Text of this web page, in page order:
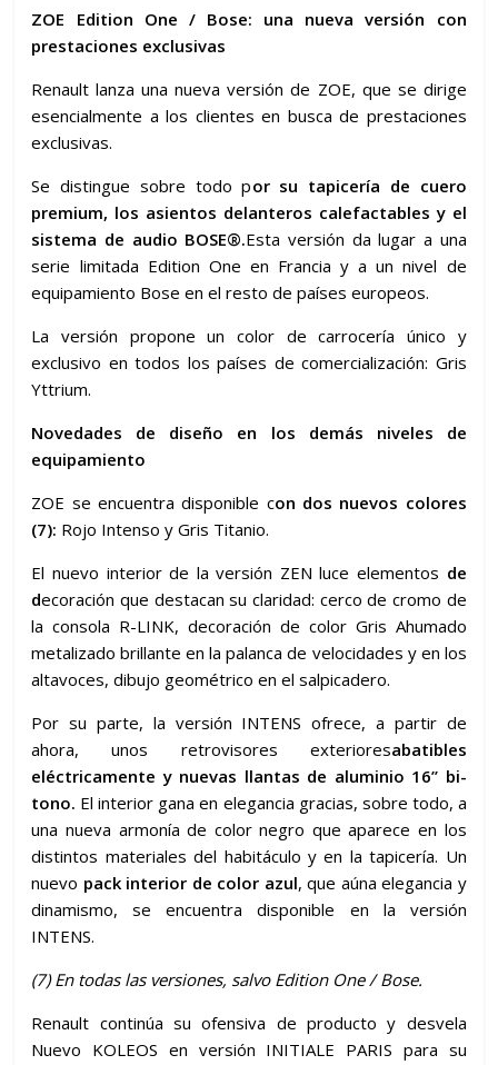
ZOE Edition One / Bose: una nueva versión con
prestaciones exclusivas
Renault lanza una nueva versión de ZOE, que se dirige
esencialmente a los clientes en busca de prestaciones
exclusivas.
Se distingue sobre todo por su tapicería de cuero
premium, los asientos delanteros calefactables y el
sistema de audio BOSE®.Esta versión da lugar a una
serie limitada Edition One en Francia y a un nivel de
equipamiento Bose en el resto de países europeos.
La versión propone un color de carrocería único y
exclusivo en todos los países de comercialización: Gris
Yttrium.
Novedades de diseño en los demás niveles de
equipamiento
ZOE se encuentra disponible con dos nuevos colores
(7): Rojo Intenso y Gris Titanio.
El nuevo interior de la versión ZEN luce elementos de
decoración que destacan su claridad: cerco de cromo de
la consola R-LINK, decoración de color Gris Ahumado
metalizado brillante en la palanca de velocidades y en los
altavoces, dibujo geométrico en el salpicadero.
Por su parte, la versión INTENS ofrece, a partir de
ahora, unos retrovisores exterioresabatibles
eléctricamente y nuevas llantas de aluminio 16’’ bi-
tono. El interior gana en elegancia gracias, sobre todo, a
una nueva armonía de color negro que aparece en los
distintos materiales del habitáculo y en la tapicería. Un
nuevo pack interior de color azul, que aúna elegancia y
dinamismo, se encuentra disponible en la versión
INTENS.
(7)En todas las versiones, salvo Edition One / Bose.
Renault continúa su ofensiva de producto y desvela
Nuevo KOLEOS en versión INITIALE PARIS para su